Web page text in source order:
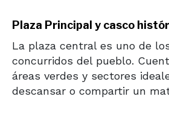
Plaza Principal y casco
La plaza central es uno de
concurridos del pueblo.
áreas verdes y sectores
descansar o compartir un